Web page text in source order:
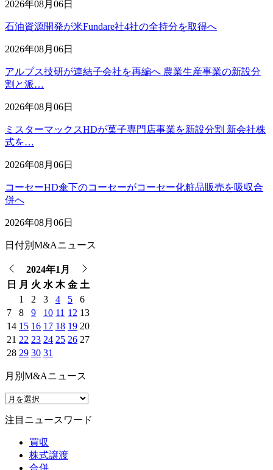
2026年08月06日
石油資源開発が米Fundare社4社の全持分を取得へ
2026年08月06日
アルプス技研が連結子会社を再編へ 農業生産事業の新設分
割と派…
2026年08月06日
ミスターマックスHDが菓子専門店事業を新設分割 新会社株
式を…
2026年08月06日
コーセーHD傘下のコーセーがコーセー化粧品販売を吸収合
併へ
2026年08月06日
日付別M&Aニュース
2024年1月
日
月 火 水 木 金 土
1
2 3 4 5
6
7
8 9 10 11 12 13
14 15 16 17 18 19 20
21 22 23 24 25 26 27
28 29 30 31
月別M&Aニュース
注目ニュースワード
買収
株式譲渡
合併